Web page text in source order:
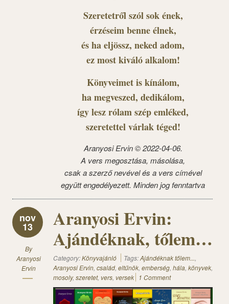
Szeretetről szól sok ének,
érzéseim benne élnek,
és ha eljössz, neked adom,
ez most kiváló alkalom!
Könyveimet is kínálom,
ha megveszed, dedikálom,
így lesz rólam szép emléked,
szeretettel várlak téged!
Aranyosi Ervin © 2022-04-06.
A vers megosztása, másolása,
csak a szerző nevével és a vers címével
együtt engedélyezett. Minden jog fenntartva
nov
13
By
Aranyosi
Ervin
Aranyosi Ervin:
Ajándéknak, tőlem…
Category:Könyvajánló Tags:Ajándéknak tőlem...,
Aranyosi Ervin, család, eltűnök, emberség, hála, könyvek,
mosoly, szeretet, vers, versek 1 Comment